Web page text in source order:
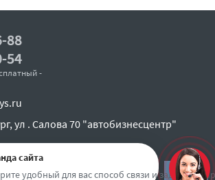
88
54
-
ул . Салова 70 "автобизнесцентр"
Наверх
сайта
удобный для вас способ связи и задайте